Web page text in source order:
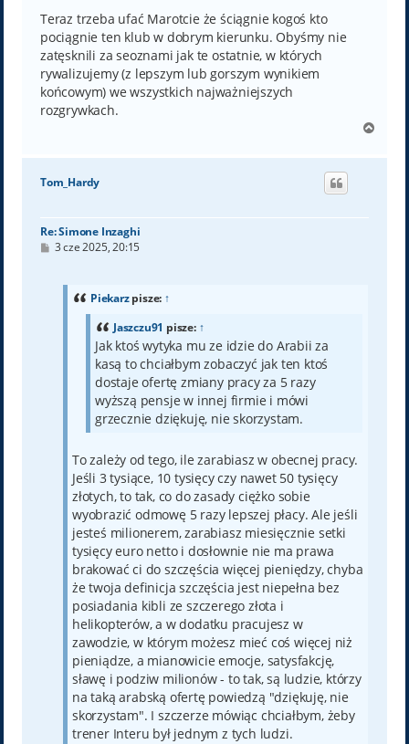
Teraz trzeba ufać Marotcie że ściągnie kogoś kto
pociągnie ten klub w dobrym kierunku. Obyśmy nie
zatęsknili za seoznami jak te ostatnie, w których
rywalizujemy (z lepszym lub gorszym wynikiem
końcowym) we wszystkich najważniejszych
rozgrywkach.
g
Tom_Hardy
Re: Simone Inzaghi
P3 cze 2025, 20:15
Piekarzpisze: ↑
Jaszczu91 pisze: ↑
Jak ktoś wytyka mu ze idzie do Arabii za
kasą to chciałbym zobaczyć jak ten ktoś
dostaje ofertę zmiany pracy za 5 razy
wyższą pensje w innej firmie i mówi
grzecznie dziękuję, nie skorzystam.
To zależy od tego, ile zarabiasz w obecnej pracy.
Jeśli 3 tysiące, 10 tysięcy czy nawet 50 tysięcy
złotych, to tak, co do zasady ciężko sobie
wyobrazić odmowę 5 razy lepszej płacy. Ale jeśli
jesteś milionerem, zarabiasz miesięcznie setki
tysięcy euro netto i dosłownie nie ma prawa
brakować ci do szczęścia więcej pieniędzy, chyba
że twoja definicja szczęścia jest niepełna bez
posiadania kibli ze szczerego złota i
helikopterów, a w dodatku pracujesz w
zawodzie, w którym możesz mieć coś więcej niż
pieniądze, a mianowicie emocje, satysfakcję,
sławę i podziw milionów - to tak, są ludzie, którzy
na taką arabską ofertę powiedzą "dziękuję, nie
skorzystam". I szczerze mówiąc chciałbym, żeby
trener Interu był jednym z tych ludzi.